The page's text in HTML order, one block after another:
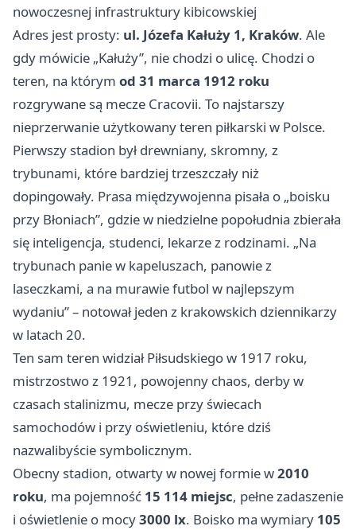
nowoczesnej infrastruktury kibicowskiej
Adres jest prosty: ul. Józefa Kałuży 1, Kraków. Ale
gdy mówicie „Kałuży”, nie chodzi o ulicę. Chodzi o
teren, na którym od 31 marca 1912 roku
rozgrywane są mecze Cracovii. To najstarszy
nieprzerwanie użytkowany teren piłkarski w Polsce.
Pierwszy stadion był drewniany, skromny, z
trybunami, które bardziej trzeszczały niż
dopingowały. Prasa międzywojenna pisała o „boisku
przy Błoniach”, gdzie w niedzielne popołudnia zbierała
się inteligencja, studenci, lekarze z rodzinami. „Na
trybunach panie w kapeluszach, panowie z
laseczkami, a na murawie futbol w najlepszym
wydaniu” – notował jeden z krakowskich dziennikarzy
w latach 20.
Ten sam teren widział Piłsudskiego w 1917 roku,
mistrzostwo z 1921, powojenny chaos, derby w
czasach stalinizmu, mecze przy świecach
samochodów i przy oświetleniu, które dziś
nazwalibyście symbolicznym.
Obecny stadion, otwarty w nowej formie w2010
roku, ma pojemność 15 114 miejsc, pełne zadaszenie
i oświetlenie o mocy3000 lx. Boisko ma wymiary 105